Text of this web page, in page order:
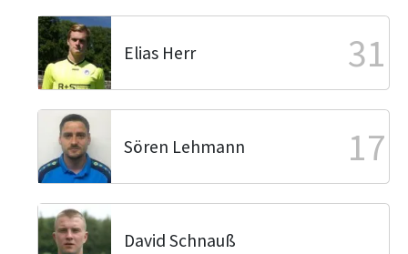
Elias Herr 31
Sören Lehmann 17
David Schnauß